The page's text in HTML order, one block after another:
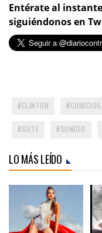
Entérate al
siguiéndonos en
CLINTON COMICIOS
SIETE SONDEO
LO MÁS LEÍDO